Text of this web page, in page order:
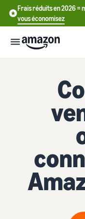
Frais réduits en 2026 =
vous économisez
Commencez
Introduction à la
Comment devenir un
vendeur Amazon
d'ensemble
logistique
Externalisez la gestion
Touchez
plus de
Tarification
English